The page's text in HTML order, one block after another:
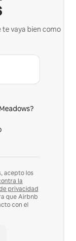
te vaya bien como
acepto los
la
privacidad
que Airbnb
con el